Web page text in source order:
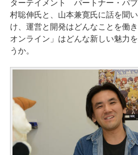
ターテイメント パートナー・パ
村聡伸氏と、山本兼寛氏に話を聞
け、運営と開発はどんなことを働
オンライン」はどんな新しい魅力
うか。